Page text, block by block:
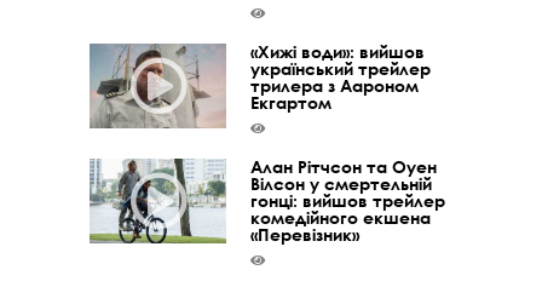
«Хижі води»: вийшов
український трейлер
трилера з Аароном
Екгартом
Алан Рітчсон та Оуен
Вілсон у смертельній
гонці: вийшов трейлер
комедійного екшена
«Перевізник»